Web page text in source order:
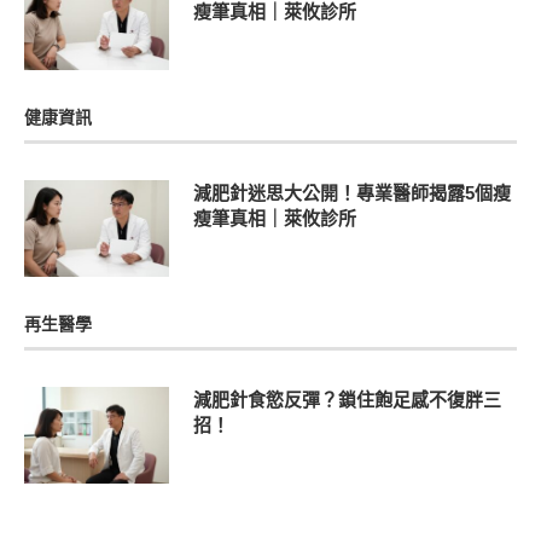
瘦筆真相｜萊攸診所
健康資訊
減肥針迷思大公開！專業醫師揭露5個瘦
瘦筆真相｜萊攸診所
再生醫學
減肥針食慾反彈？鎖住飽足感不復胖三
招！